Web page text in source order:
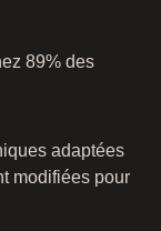
89% des
adaptées
modifiées pour